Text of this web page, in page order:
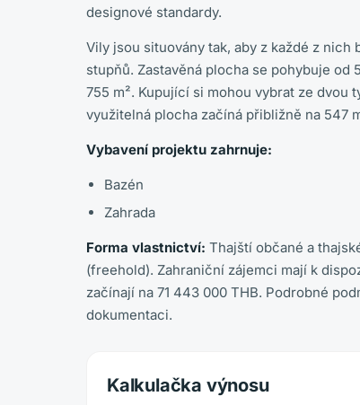
designové standardy.
Vily jsou situovány tak, aby z každé z
stupňů. Zastavěná plocha se pohybuje od
755 m². Kupující si mohou vybrat ze
využitelná plocha začíná přibližně na 547
Vybavení projektu zahrnuje:
Bazén
Zahrada
Forma vlastnictví: Thajští občané a
(freehold). Zahraniční zájemci mají k
začínají na 71 443 000 THB. Podrobné
dokumentaci.
Kalkulačka výnosu